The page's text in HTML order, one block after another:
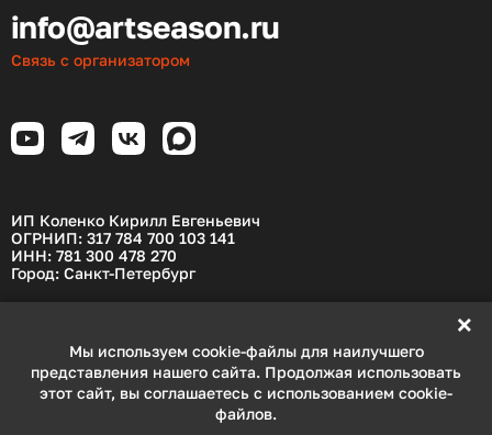
info@artseason.ru
Связь с организатором
ИП Коленко Кирилл Евгеньевич
ОГРНИП: 317 784 700 103 141
ИНН: 781 300 478 270
Город: Санкт-Петербург
Официальные сайты:
Политика обработки персональных данных
Правила покупки и возврата билетов
×
Мы используем cookie-файлы для наилучшего
представления нашего сайта. Продолжая использовать
этот сайт, вы соглашаетесь с использованием cookie-
файлов.